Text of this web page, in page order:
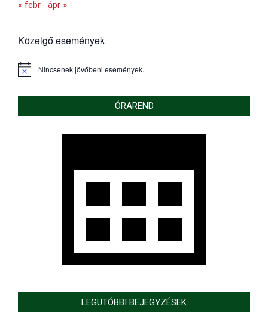
« febr ápr »
Közelgő események
Notice Nincsenek jövőbeni események.
ÓRAREND
LEGUTÓBBI BEJEGYZÉSEK